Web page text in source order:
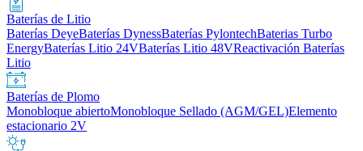
Baterías de Litio
Baterías DeyeBaterías DynessBaterías PylontechBaterias Turbo
EnergyBaterías Litio 24VBaterías Litio 48VReactivación Baterías
Litio
Baterías de Plomo
Monobloque abiertoMonobloque Sellado (AGM/GEL)Elemento
estacionario 2V